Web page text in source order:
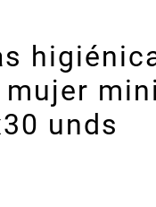
mujer
unds